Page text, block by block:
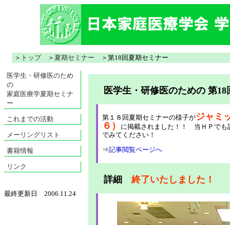
＞ トップ＞ 夏期セミナー ＞第18回夏期セミナー
医学生・研修医のため
の
家庭医療学夏期セミナ
ー
これまでの活動
メーリングリスト
書籍情報
リンク
最終更新日 2006.11.24
医学生・研修医のための 第
第１８回夏期セミナーの様子がジャミ
６）
に掲載されました！！ 当ＨＰでも
でみてください！
⇒記事閲覧ページへ
詳細 終了いたしました！